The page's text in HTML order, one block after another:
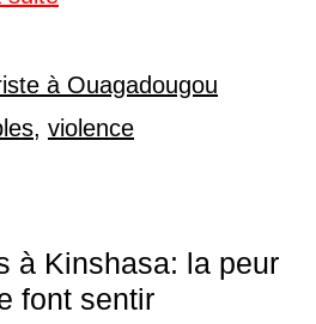
à Ouagadougou
, violence
à Kinshasa: la peur
font sentir